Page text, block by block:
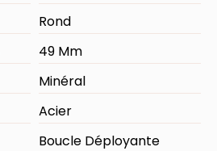
Rond
49 Mm
Minéral
Acier
Boucle Déployante